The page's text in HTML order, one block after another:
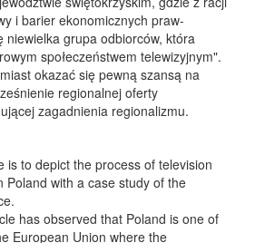
i barier ekonomicznych praw-
niewielka grupa odbiorców, która
społeczeństwem telewizyjnym".
okazać się pewną szansą na
regionalnej oferty
zagadnienia regionalizmu.
is to depict the process of television
Poland with a case study of the
has observed that Poland is one of
European Union where the